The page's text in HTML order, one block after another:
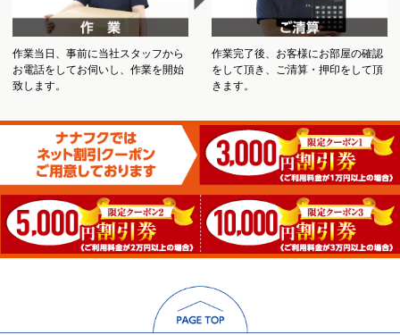
作業当日、事前に当社スタッフから
お電話をしてお伺いし、作業を開始
致します。
作業完了後、お客様にお部屋の確認
をして頂き、ご清算・押印をして頂
きます。